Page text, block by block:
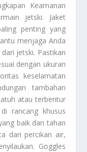
Keamanan
jetski. Jaket
penting yang
menjaga Anda
jetski. Pastikan
dengan ukuran
keselamatan
tambahan
atau terbentur
rancang khusus
baik dan tahan
dari percikan air,
Goggles